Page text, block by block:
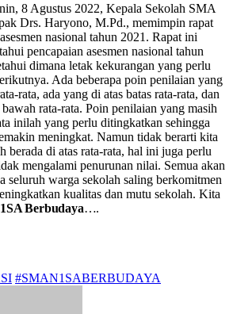
8 Agustus 2022, Kepala Sekolah SMA
Drs. Haryono, M.Pd., memimpin rapat
nasional tahun 2021. Rapat ini
pencapaian asesmen nasional tahun
dimana letak kekurangan yang perlu
Ada beberapa poin penilaian yang
rata, ada yang di atas batas rata-rata, dan
rata-rata. Poin penilaian yang masih
inilah yang perlu ditingkatkan sehingga
meningkat. Namun tidak berarti kita
berada di atas rata-rata, hal ini juga perlu
mengalami penurunan nilai. Semua akan
seluruh warga sekolah saling berkomitmen
kualitas dan mutu sekolah. Kita
Berbudaya….
#SMAN1SABERBUDAYA